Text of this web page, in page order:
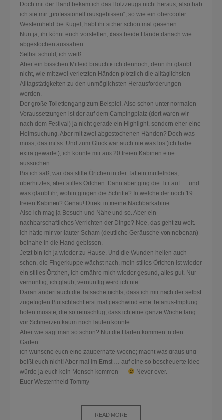
Doch mit der Hand bekam ich das Holzzeugs nicht heraus, also hab
ich sie mir „professionell rausgebissen“; so wie ein obercooler
Westernheld die Kugel, habt ihr sicher schon mal gesehen.
Nun ja, ihr könnt euch vorstellen, dass beide Hände danach wie
abgestochen aussahen.
Selbst schuld, ich weiß.
Aber ein bisschen Mitleid bräuchte ich dennoch, denn ihr glaubt
nicht, wie mit zwei verletzten Händen plötzlich die alltäglichsten
Alltagstätigkeiten zu den unmöglichsten Herausforderungen
werden.
Der große Toilettengang zum Beispiel. Also schon unter normalen
Voraussetzungen ist der auf dem Campingplatz (dort waren wir
nach dem Festival) ja nicht gerade ein Highlight, sondern eher eine
Heimsuchung. Aber mit zwei abgestochenen Händen? Doch was
muss, das muss. Und zum Glück war auch nie was los (ich habe
extra gewartet), ich konnte mir aus 20 freien Kabinen eine
aussuchen.
Bis ich saß, war das stille Örtchen in der Tat ein müffelndes,
überhitztes, aber stilles Örtchen. Dann aber ging die Tür auf … und
was glaubt ihr, wohin gingen die Schritte? In welche der noch 19
freien Kabinen? Genau! Direkt in meine Nachbarkabine.
Also ich mag ja Besuch und Nähe und so. Aber ein
nachbarschaftliches Verrichten der Dinge? Nee, das geht zu weit.
Ich hätte mir vor lauter Scham (deutliche Geräusche von nebenan)
beinahe in die Hand gebissen.
Jetzt bin ich ja wieder zu Hause. Und die Wunden heilen auch
schon, die Fingerkuppe wächst nach, mein stilles Örtchen ist wieder
ein stilles Örtchen, ich ernähre mich wieder gesund, alles gut. Nur
vernünftig, ich glaub, vernünftig werd ich nie.
Daran ändert auch die Tatsache nichts, dass ich mir nach der selbst
zugefügten Blutschlacht erst mal geschwind eine Tetanus-Impfung
holen musste, die so reinschlug, dass ich eine ganze Woche lang
vor Schmerzen kaum noch laufen konnte.
Aber wie sagt man so schön? Nur die Harten kommen in den
Garten.
Ich wünsche euch eine zauberhafte Woche; macht was draus und
beißt euch nicht! Aber mal im Ernst … auf eine so bescheuerte Idee
würde ja euch kein Mensch kommen
Never ever.
Euer Westernheld Tommy
READ MORE